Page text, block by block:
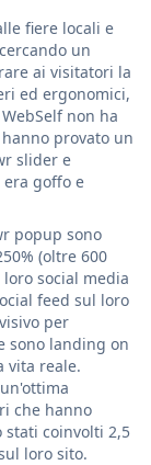
fiere locali e
un
ai visitatori la
ed ergonomici,
non ha
provato un
slider e
goffo e
popup sono
(oltre 600
social media
feed sul loro
per
sono landing on
vita reale.
che hanno
stati coinvolti 2,5
loro sito.